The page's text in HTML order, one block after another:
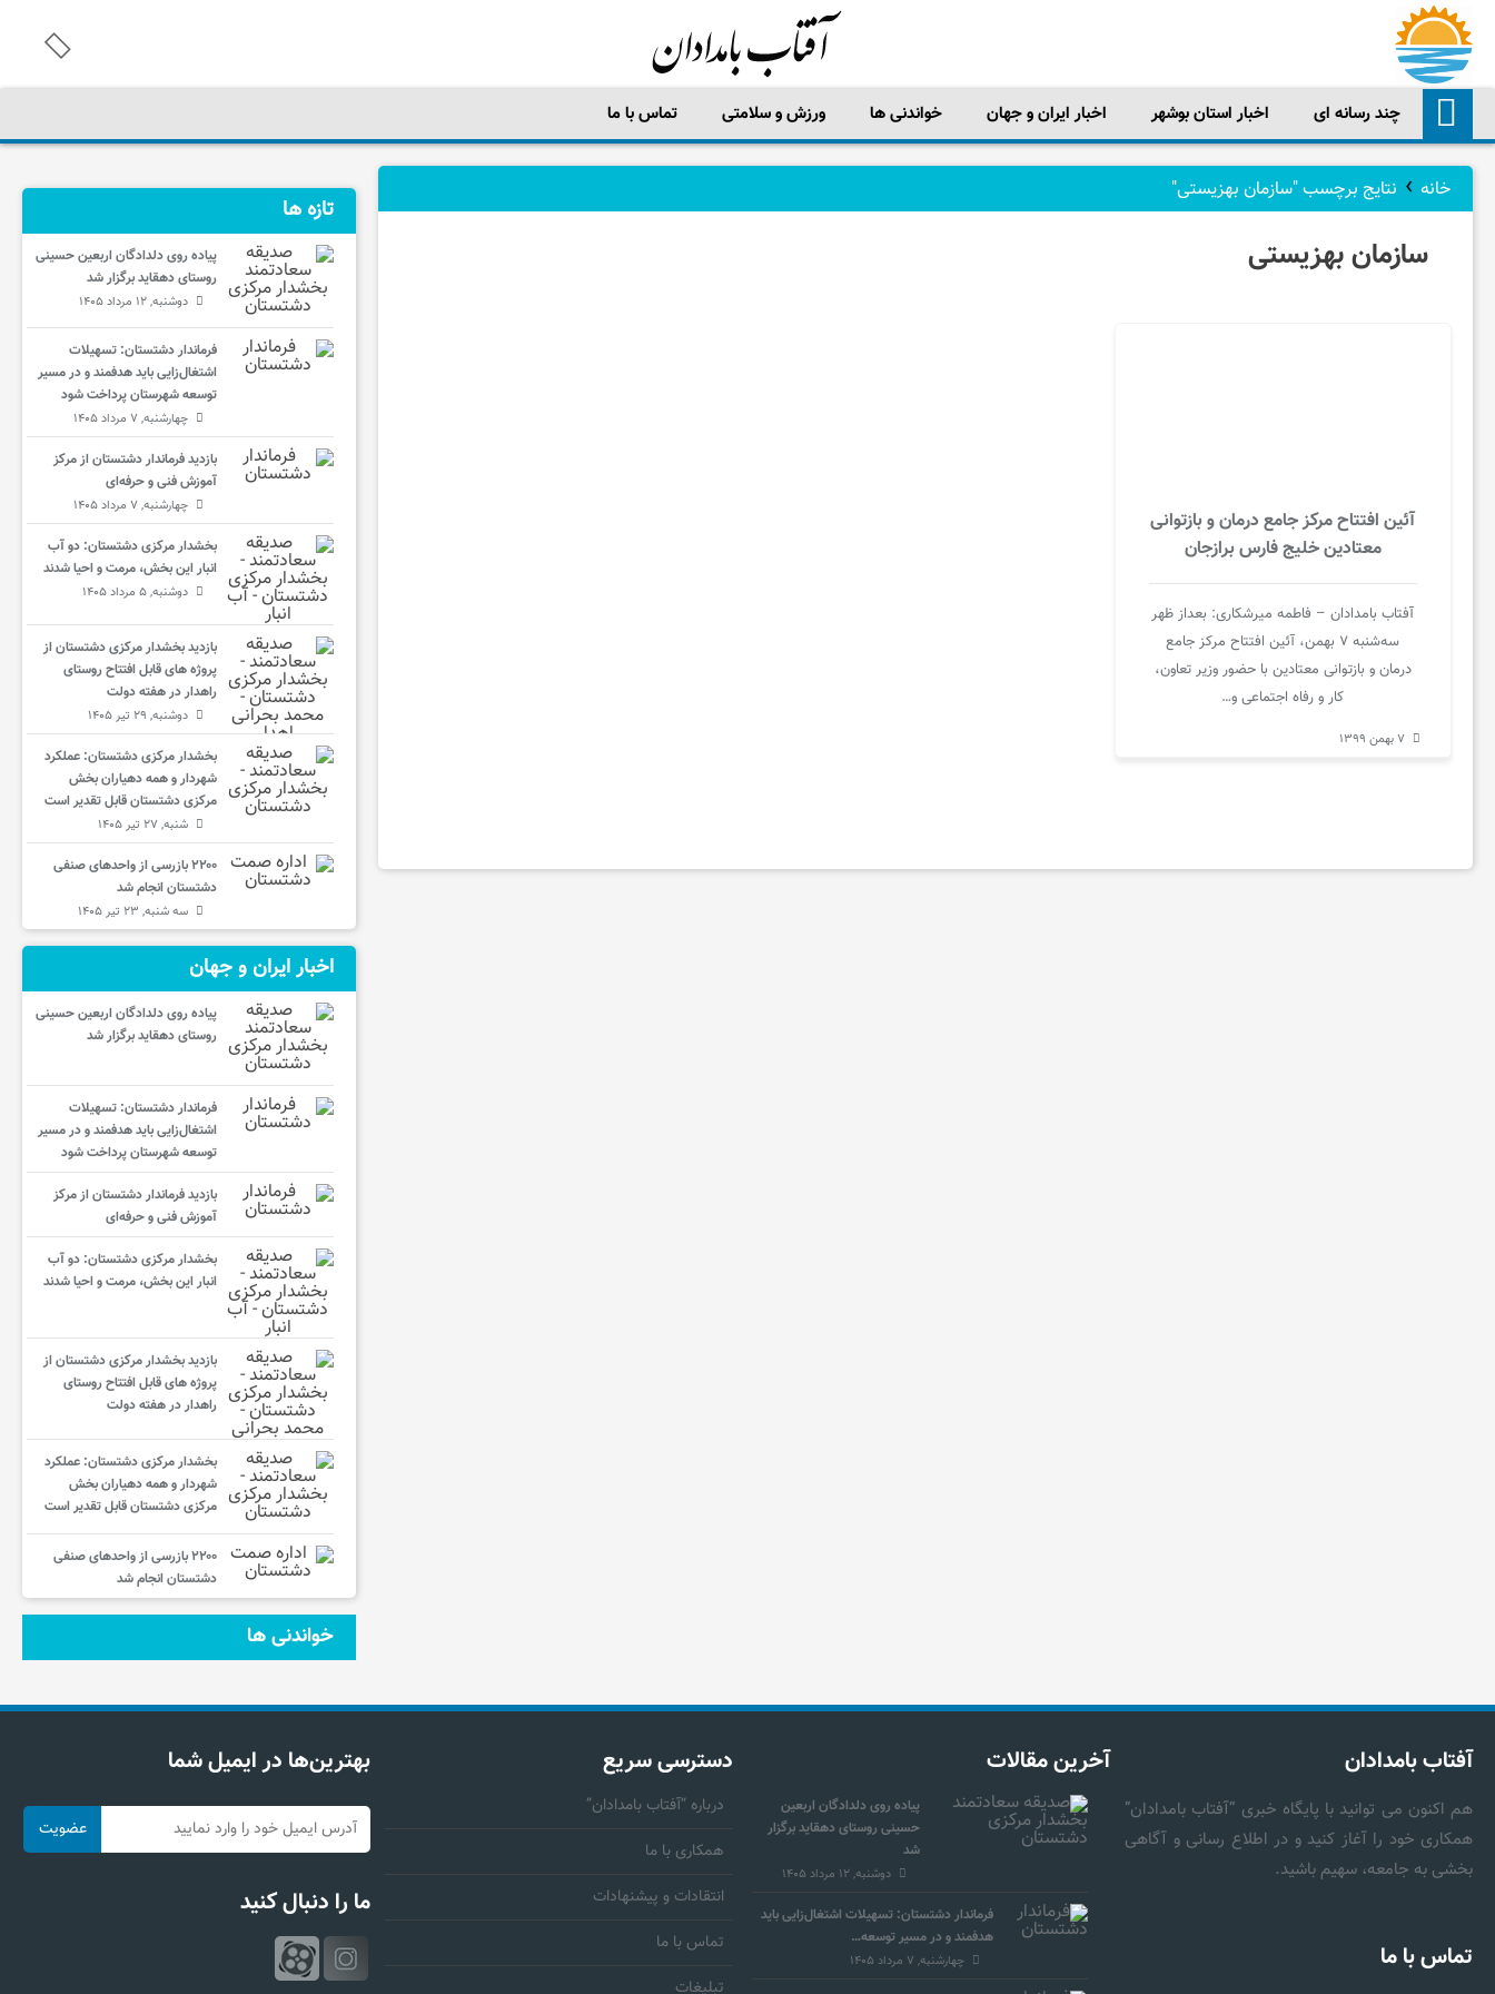
چند
رسانه
ها
چند رسانه ای اخبار استان بوشهر اخبار ایران و جهان خواندنی ها ورزش و سلامتی تماس با ما
خانه › نتایج برچسب "سازمان بهزیستی"
سازمان بهزیستی
آئین افتتاح مرکز جامع درمان و بازتوانی
معتادین خلیج فارس برازجان
آفتاب بامدادان – فاطمه میرشکاری: بعداز ظهر
سه‌شنبه ۷ بهمن، آئین افتتاح مرکز جامع
درمان و بازتوانی معتادین با حضور وزیر تعاون،
کار و رفاه اجتماعی و…
۷ بهمن ۱۳۹۹
تازه ها
پیاده روی دلدادگان اربعین حسینی
روستای دهقاید برگزار شد
دوشنبه, ۱۲ مرداد ۱۴۰۵
فرماندار دشتستان: تسهیلات
اشتغال‌زایی باید هدفمند و در مسیر
توسعه شهرستان پرداخت شود
چهارشنبه, ۷ مرداد ۱۴۰۵
بازدید فرماندار دشتستان از مرکز
آموزش فنی و حرفه‌ای
چهارشنبه, ۷ مرداد ۱۴۰۵
بخشدار مرکزی دشتستان: دو آب
انبار این بخش، مرمت و احیا شدند
دوشنبه, ۵ مرداد ۱۴۰۵
بازدید بخشدار مرکزی دشتستان از
پروژه های قابل افتتاح روستای
راهدار در هفته دولت
دوشنبه, ۲۹ تیر ۱۴۰۵
بخشدار مرکزی دشتستان: عملکرد
شهردار و همه دهیاران بخش
مرکزی دشتستان قابل تقدیر است
شنبه, ۲۷ تیر ۱۴۰۵
۲۲۰۰ بازرسی از واحدهای صنفی
دشتستان انجام شد
سه شنبه, ۲۳ تیر ۱۴۰۵
اخبار ایران و جهان
پیاده روی دلدادگان اربعین حسینی
روستای دهقاید برگزار شد
فرماندار دشتستان: تسهیلات
اشتغال‌زایی باید هدفمند و در مسیر
توسعه شهرستان پرداخت شود
بازدید فرماندار دشتستان از مرکز
آموزش فنی و حرفه‌ای
بخشدار مرکزی دشتستان: دو آب
انبار این بخش، مرمت و احیا شدند
بازدید بخشدار مرکزی دشتستان از
پروژه های قابل افتتاح روستای
راهدار در هفته دولت
بخشدار مرکزی دشتستان: عملکرد
شهردار و همه دهیاران بخش
مرکزی دشتستان قابل تقدیر است
۲۲۰۰ بازرسی از واحدهای صنفی
دشتستان انجام شد
خواندنی ها
آفتاب بامدادان
هم اکنون می توانید با پایگاه خبری “آفتاب بامدادان”
همکاری خود را آغاز کنید و در اطلاع رسانی و آگاهی
بخشی به جامعه، سهیم باشید.
تماس با ما
آخرین مقالات
پیاده روی دلدادگان اربعین
حسینی روستای دهقاید برگزار
شد
دوشنبه, ۱۲ مرداد ۱۴۰۵
فرماندار دشتستان: تسهیلات اشتغال‌زایی باید
هدفمند و در مسیر توسعه…
چهارشنبه, ۷ مرداد ۱۴۰۵
دسترسی سریع
درباره “آفتاب بامدادان”
همکاری با ما
انتقادات و پیشنهادات
تماس با ما
تبلیغات
بهترین‌ها در ایمیل شما
ما را دنبال کنید